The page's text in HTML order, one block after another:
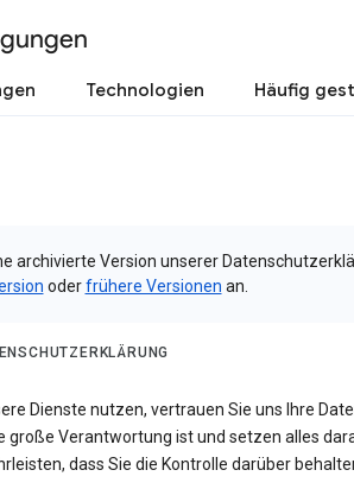
Technologien Häufig
archivierte Version unserer
oderfrühere Versionen an.
Dienste nutzen, vertrauen Sie uns Ihre
große Verantwortung ist und setzen alles
dass Sie die Kontrolle darüber